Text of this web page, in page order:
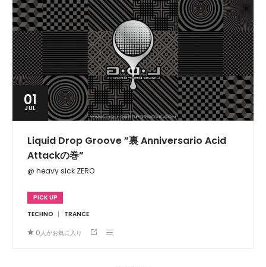
01
JUL
Liquid Drop Groove ”裏 Anniversario Acid
Attackの巻”
@ heavy sick ZERO
PICK UP
TECHNO
TRANCE
0人がお気に入り